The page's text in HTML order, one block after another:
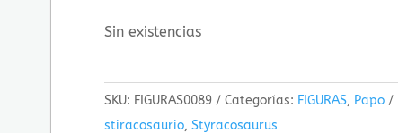
Sin existencias
SKU: FIGURAS0089 Categorías: FIGURAS, Papo
stiracosaurio,Styracosaurus